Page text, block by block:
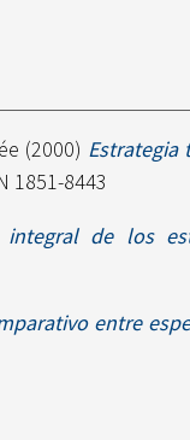
(2000) Estrategia
1851-8443
integral de los
entre